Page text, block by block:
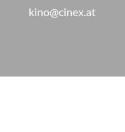
kino@cinex.at